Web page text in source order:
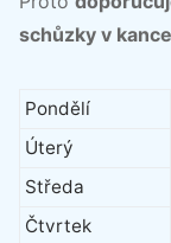
schůzky v
Pondělí
Úterý
Středa
Čtvrtek